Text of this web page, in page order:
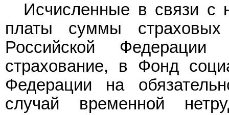
Исчисленные в связи с
платы суммы
Российской Федерации
страхование, в Фонд
Федерации на
случай временной